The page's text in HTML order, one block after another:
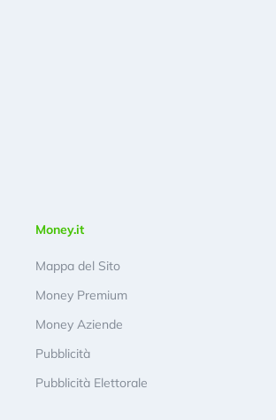
Money.it
Mappa del Sito
Money Premium
Money Aziende
Pubblicità
Pubblicità Elettorale